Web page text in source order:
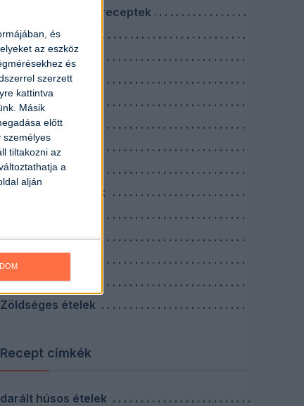
és
az eszköz
és
szerzett
kattintva
Másik
előtt
személyes
tiltakozni az
a
alján
Sertéstarja receptek
Virslis ételek
Köretek
Levesek
Nagyi receptek
Reggelik
Saláták
Savanyúságok
Szószok, mártások
Tésztás ételek
Tojásos ételek
Vacsorák
Zöldséges ételek
Recept címkék
darált húsos ételek